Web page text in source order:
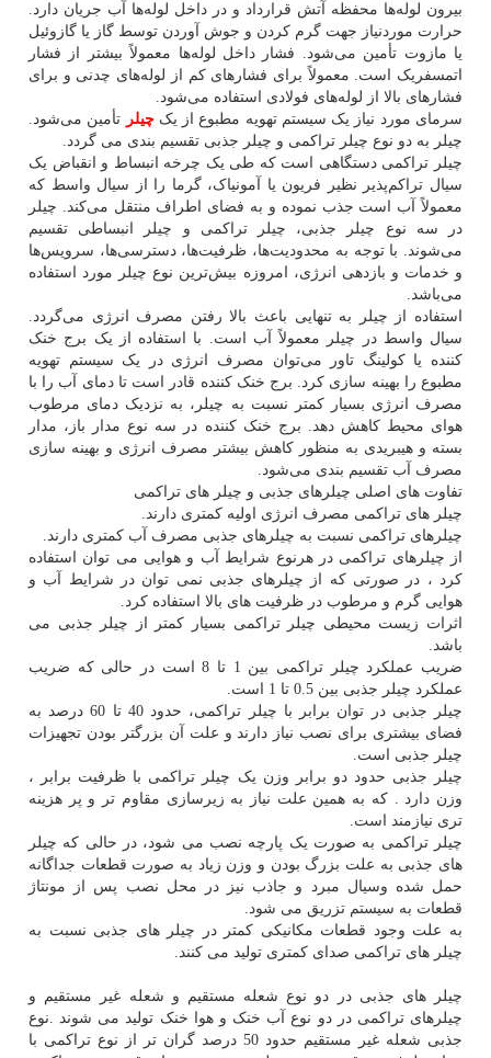
بیرون لوله‌ها محفظه آتش قرارداد و در داخل لوله‌ها آب جریان دارد.
حرارت موردنیاز جهت گرم کردن و جوش آوردن توسط گاز یا گازوئیل
یا مازوت تأمین می‌شود. فشار داخل لوله‌ها معمولاً بیشتر از فشار
اتمسفریک است. معمولاً برای فشارهای کم از لوله‌های چدنی و برای
فشارهای بالا از لوله‌های فولادی استفاده می‌شود.
سرمای مورد نیاز یک سیستم تهویه مطبوع از یکچیلر تأمین می‌شود.
چیلر به دو نوع چیلر تراکمی و چیلر جذبی تقسیم بندی می گردد.
چیلر تراکمی دستگاهی است که طی یک چرخه انبساط و انقباض یک
سیال تراکم‌پذیر نظیر فریون یا آمونیاک، گرما را از سیال واسط که
معمولاً آب است جذب نموده و به فضای اطراف منتقل می‌کند. چیلر
در سه نوع چیلر جذبی، چیلر تراکمی و چیلر انبساطی تقسیم
می‌شوند. با توجه به محدودیت‌ها، ظرفیت‌ها، دسترسی‌ها، سرویس‌ها
و خدمات و بازدهی انرژی، امروزه بیش‌ترین نوع چیلر مورد استفاده
می‌باشد.
استفاده از چیلر به تنهایی باعث بالا رفتن مصرف انرژی می‌گردد.
سیال واسط در چیلر معمولاً آب است. با استفاده از یک برج خنک
کننده یا کولینگ تاور می‌توان مصرف انرژی در یک سیستم تهویه
مطبوع را بهینه سازی کرد. برج خنک کننده قادر است تا دمای آب را با
مصرف انرژی بسیار کمتر نسبت به چیلر، به نزدیک دمای مرطوب
هوای محیط کاهش دهد. برج خنک کننده در سه نوع مدار باز، مدار
بسته و هیبریدی به منظور کاهش بیشتر مصرف انرژی و بهینه سازی
مصرف آب تقسیم بندی می‌شود.
تفاوت های اصلی چیلرهای جذبی و چیلر های تراکمی
چیلر های تراکمی مصرف انرژی اولیه کمتری دارند.
چیلرهای تراکمی نسبت به چیلرهای جذبی مصرف آب کمتری دارند.
از چیلرهای تراکمی در هرنوع شرایط آب و هوایی می توان استفاده
کرد ، در صورتی که از چیلرهای جذبی نمی توان در شرایط آب و
هوایی گرم و مرطوب در ظرفیت های بالا استفاده کرد.
اثرات زیست محیطی چیلر تراکمی بسیار کمتر از چیلر جذبی می
باشد.
ضریب عملکرد چیلر تراکمی بین 1 تا 8 است در حالی که ضریب
عملکرد چیلر جذبی بین 0.5 تا 1 است.
چیلر جذبی در توان برابر با چیلر تراکمی، حدود 40 تا 60 درصد به
فضای بیشتری برای نصب نیاز دارند و علت آن بزرگتر بودن تجهیزات
چیلر جذبی است.
چیلر جذبی حدود دو برابر وزن یک چیلر تراکمی با ظرفیت برابر ،
وزن دارد . که به همین علت نیاز به زیرسازی مقاوم تر و پر هزینه
تری نیازمند است.
چیلر تراکمی به صورت یک پارچه نصب می شود، در حالی که چیلر
های جذبی به علت بزرگ بودن و وزن زیاد به صورت قطعات جداگانه
حمل شده وسیال مبرد و جاذب نیز در محل نصب پس از مونتاژ
قطعات به سیستم تزریق می شود.
به علت وجود قطعات مکانیکی کمتر در چیلر های جذبی نسبت به
چیلر های تراکمی صدای کمتری تولید می کنند.
چیلر های جذبی در دو نوع شعله مستقیم و شعله غیر مستقیم و
چیلرهای تراکمی در دو نوع آب خنک و هوا خنک تولید می شوند .نوع
جذبی شعله غیر مستقیم حدود 50 درصد گران تر از نوع تراکمی با